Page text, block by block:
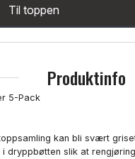
Til toppen
Produktinfo
5-Pack
kan bli svært
dryppbøtten slik at